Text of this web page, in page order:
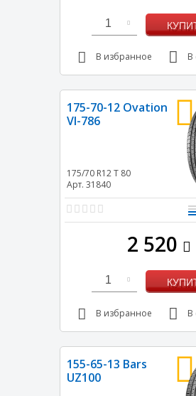
1
В избранное В
175-70-12 Ovation
VI-786
175/70 R12T 80
Арт. 31840
2 520
1
В избранное В
155-65-13 Bars
UZ100